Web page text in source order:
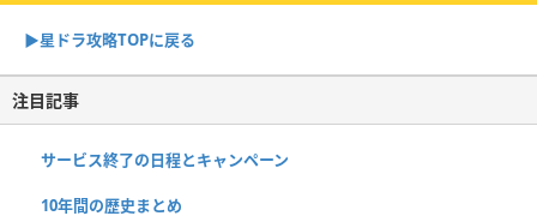
▶︎星ドラ攻略TOPに戻る
注目記事
サービス終了の日程とキャンペーン
10年間の歴史まとめ